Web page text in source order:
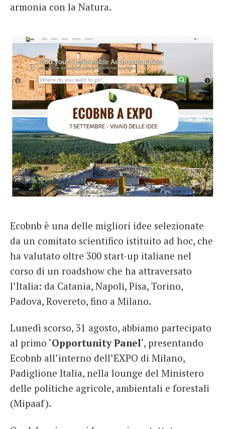
armonia con la Natura.
Ecobnb è una delle migliori idee selezionate
da un comitato scientifico istituito ad hoc, che
ha valutato oltre 300 start-up italiane nel
corso di un roadshow che ha attraversato
l’Italia: da Catania, Napoli, Pisa, Torino,
Padova, Rovereto, fino a Milano.
Lunedì scorso, 31 agosto, abbiamo partecipato
al primo ‘Opportunity Panel‘, presentando
Ecobnb all’interno dell’EXPO di Milano,
Padiglione Italia, nella lounge del Ministero
delle politiche agricole, ambientali e forestali
(Mipaaf).